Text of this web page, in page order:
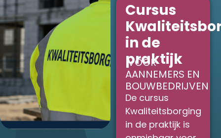
Cursus
in de
praktijk
VOOR
AANNEMERS EN
BOUWBEDRIJVEN
De cursus
Kwaliteitsborging
in de praktijk is